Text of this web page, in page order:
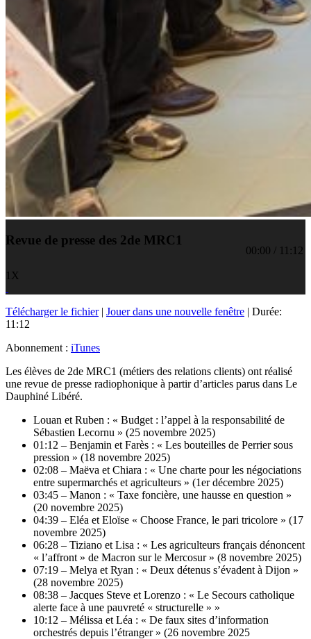
Revue de presse des 2de MRC1
00:00 / 11:12
1X
Télécharger le fichier| Jouer dans une nouvelle fenêtre | Durée:
11:12
Abonnement : iTunes
Les élèves de 2de MRC1 (métiers des relations clients) ont réalisé
une revue de presse radiophonique à partir d’articles parus dans Le
Dauphiné Libéré.
Louan et Ruben : « Budget : l’appel à la responsabilité de
Sébastien Lecornu » (25 novembre 2025)
01:12 – Benjamin et Farès : « Les bouteilles de Perrier sous
pression » (18 novembre 2025)
02:08 – Maëva et Chiara : « Une charte pour les négociations
entre supermarchés et agriculteurs » (1er décembre 2025)
03:45 – Manon : « Taxe foncière, une hausse en question »
(20 novembre 2025)
04:39 – Eléa et Eloïse « Choose France, le pari tricolore » (17
novembre 2025)
06:28 – Tiziano et Lisa : « Les agriculteurs français dénoncent
« l’affront » de Macron sur le Mercosur » (8 novembre 2025)
07:19 – Melya et Ryan : « Deux détenus s’évadent à Dijon »
(28 novembre 2025)
08:38 – Jacques Steve et Lorenzo : « Le Secours catholique
alerte face à une pauvreté « structurelle » »
10:12 – Mélissa et Léa : « De faux sites d’information
orchestrés depuis l’étranger » (26 novembre 2025